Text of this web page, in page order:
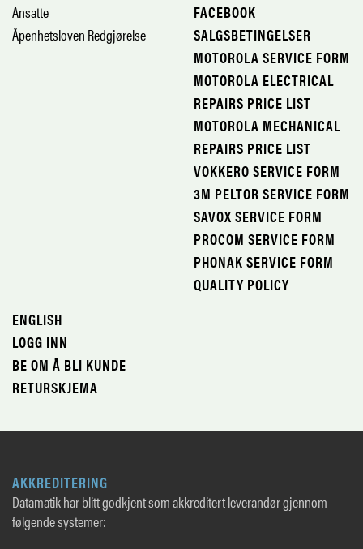
Ansatte
Åpenhetsloven Redgjørelse
FACEBOOK
SALGSBETINGELSER
MOTOROLA SERVICE FORM
MOTOROLA ELECTRICAL
REPAIRS PRICE LIST
MOTOROLA MECHANICAL
REPAIRS PRICE LIST
VOKKERO SERVICE FORM
3M PELTOR SERVICE FORM
SAVOX SERVICE FORM
PROCOM SERVICE FORM
PHONAK SERVICE FORM
QUALITY POLICY
ENGLISH
LOGG INN
BE OM Å BLI KUNDE
RETURSKJEMA
AKKREDITERING
Datamatik har blitt godkjent som akkreditert leverandør gjennom
følgende systemer: